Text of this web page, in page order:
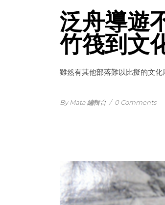
泛舟導遊
竹筏到文
雖然有其他部落難以比擬的文
By Mata 編輯台 / 0 Comments